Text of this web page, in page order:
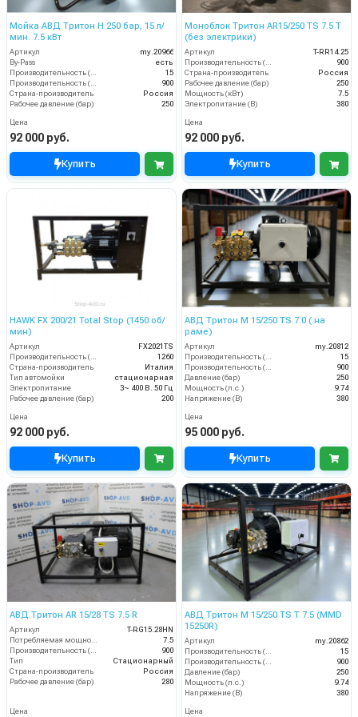
Мойка АВД Тритон H 250 бар, 15 л/
мин. 7.5 кВт
Артикул
my.20966
By-Pass
есть
Производительность (л/мин)
15
Производительность (л/ч)
900
Страна-производитель
Россия
Рабочее давление (бар)
250
Цена
92 000 руб.
Купить
Моноблок Тритон AR15/250 TS 7.5 T
(без электрики)
Артикул
T-RR14.25
Производительность (л/ч)
900
Страна-производитель
Россия
Рабочее давление (бар)
250
Мощность (кВт)
7.5
Электропитание (В)
380
Цена
92 000 руб.
Купить
HAWK FX 200/21 Total Stop (1450 об/
мин)
Артикул
FX2021TS
1260
Страна-производитель
Италия
Тип автомойки
стационарная
Электропитание
3~ 400 В. 50 Гц
Рабочее давление (бар)
200
Цена
92 000 руб.
Купить
АВД Тритон M 15/250 TS 7.0 ( на
раме)
Артикул
my.20812
15
900
Давление (бар)
250
Мощность (л.с.)
9.74
Напряжение (В)
380
Цена
95 000 руб.
Купить
АВД Тритон AR 15/28 TS 7.5 R
Артикул
T-RG15.28HN
7.5
900
Тип
Стационарный
Страна-производитель
Россия
Рабочее давление (бар)
280
Цена
АВД Тритон M 15/250 TS T 7.5 (MMD
15250R)
Артикул
my.20862
15
900
Давление (бар)
250
Мощность (л.с.)
9.74
Напряжение (В)
380
Цена